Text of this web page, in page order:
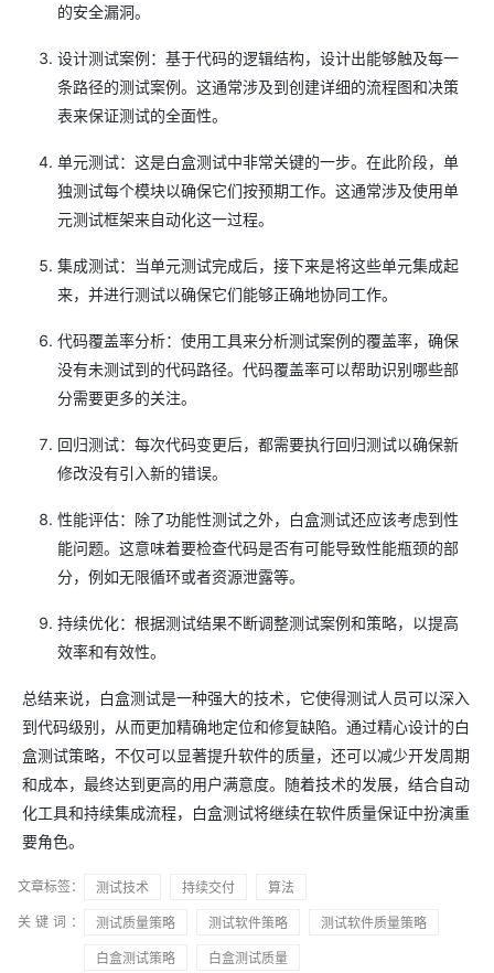
的安全漏洞。
设计测试案例：基于代码的逻辑结构，设计出能够触及每一
条路径的测试案例。这通常涉及到创建详细的流程图和决策
表来保证测试的全面性。
单元测试：这是白盒测试中非常关键的一步。在此阶段，单
独测试每个模块以确保它们按预期工作。这通常涉及使用单
元测试框架来自动化这一过程。
集成测试：当单元测试完成后，接下来是将这些单元集成起
来，并进行测试以确保它们能够正确地协同工作。
代码覆盖率分析：使用工具来分析测试案例的覆盖率，确保
没有未测试到的代码路径。代码覆盖率可以帮助识别哪些部
分需要更多的关注。
回归测试：每次代码变更后，都需要执行回归测试以确保新
修改没有引入新的错误。
性能评估：除了功能性测试之外，白盒测试还应该考虑到性
能问题。这意味着要检查代码是否有可能导致性能瓶颈的部
分，例如无限循环或者资源泄露等。
持续优化：根据测试结果不断调整测试案例和策略，以提高
效率和有效性。
总结来说，白盒测试是一种强大的技术，它使得测试人员可以深入
到代码级别，从而更加精确地定位和修复缺陷。通过精心设计的白
盒测试策略，不仅可以显著提升软件的质量，还可以减少开发周期
和成本，最终达到更高的用户满意度。随着技术的发展，结合自动
化工具和持续集成流程，白盒测试将继续在软件质量保证中扮演重
要角色。
文章标签： 测试技术 持续交付
算法
关键词：
测试质量策略 测试软件策略
测试软件质量策略
白盒测试策略
白盒测试质量